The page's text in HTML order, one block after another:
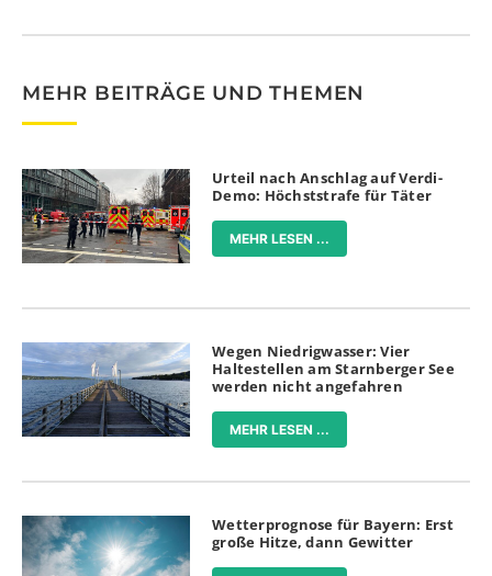
MEHR BEITRÄGE UND THEMEN
Urteil nach Anschlag auf Verdi-
Demo: Höchststrafe für Täter
MEHR LESEN ...
Wegen Niedrigwasser: Vier
Haltestellen am Starnberger See
werden nicht angefahren
MEHR LESEN ...
Wetterprognose für Bayern: Erst
große Hitze, dann Gewitter